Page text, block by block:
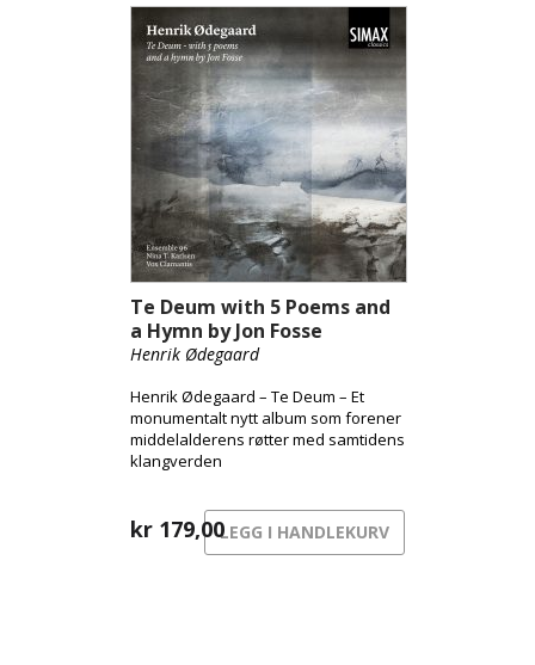
Te Deum with 5 Poems and
a Hymn by Jon Fosse
Henrik Ødegaard
Henrik Ødegaard – Te Deum – Et
monumentalt nytt album som forener
middelalderens røtter med samtidens
klangverden
kr 179,00LEGG I HANDLEKURV